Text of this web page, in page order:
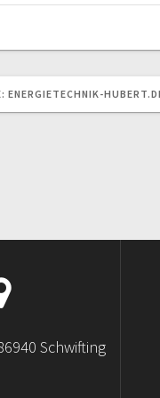
VORHERIGER
ENERGIETECHNIK-
Schwifting